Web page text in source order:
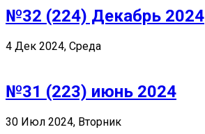
№32 (224) Декабрь 2024
4 Дек 2024, Среда
№31 (223) июнь 2024
30 Июл 2024, Вторник